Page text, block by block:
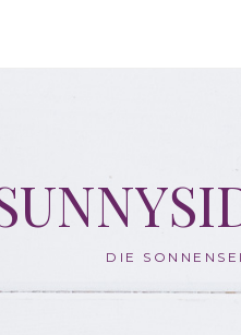
DIE